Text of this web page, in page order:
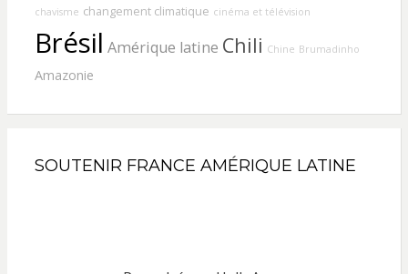
chavisme changement climatique cinéma et télévision
Brésil Amérique latine Chili Chine Brumadinho
Amazonie
SOUTENIR FRANCE AMÉRIQUE LATINE